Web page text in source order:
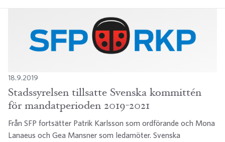
18.9.2019
Stadssyrelsen tillsatte Svenska kommittén
för mandatperioden 2019-2021
Från SFP fortsätter Patrik Karlsson som ordförande och Mona
Lanaeus och Gea Mansner som ledamöter. Svenska